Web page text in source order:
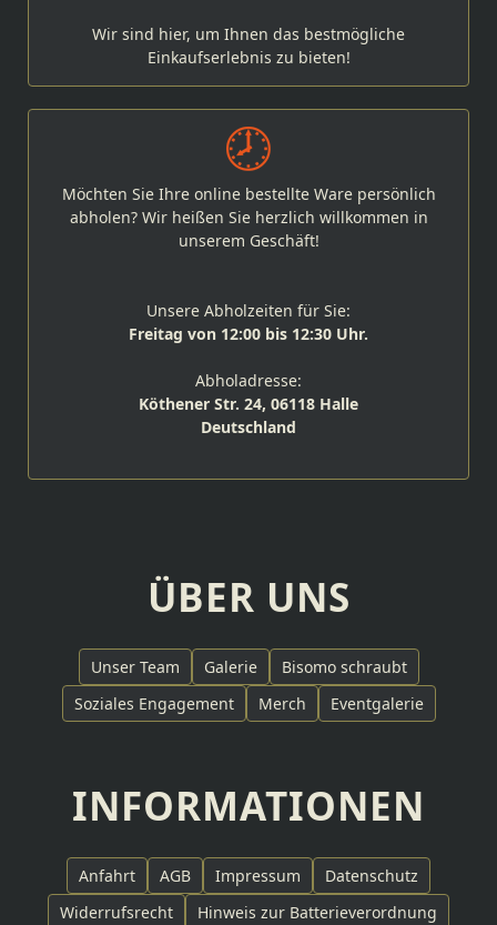
Wir sind hier, um Ihnen das bestmögliche
Einkaufserlebnis zu bieten!
Möchten Sie Ihre online bestellte Ware persönlich
abholen? Wir heißen Sie herzlich willkommen in
unserem Geschäft!
Unsere Abholzeiten für Sie:
Freitag von 12:00 bis 12:30 Uhr.
Abholadresse:
Köthener Str. 24, 06118 Halle
Deutschland
ÜBER UNS
Unser Team Galerie
Bisomo schraubt
Soziales Engagement
Merch Eventgalerie
INFORMATIONEN
Anfahrt AGB Impressum
Datenschutz
Widerrufsrecht
Hinweis zur Batterieverordnung